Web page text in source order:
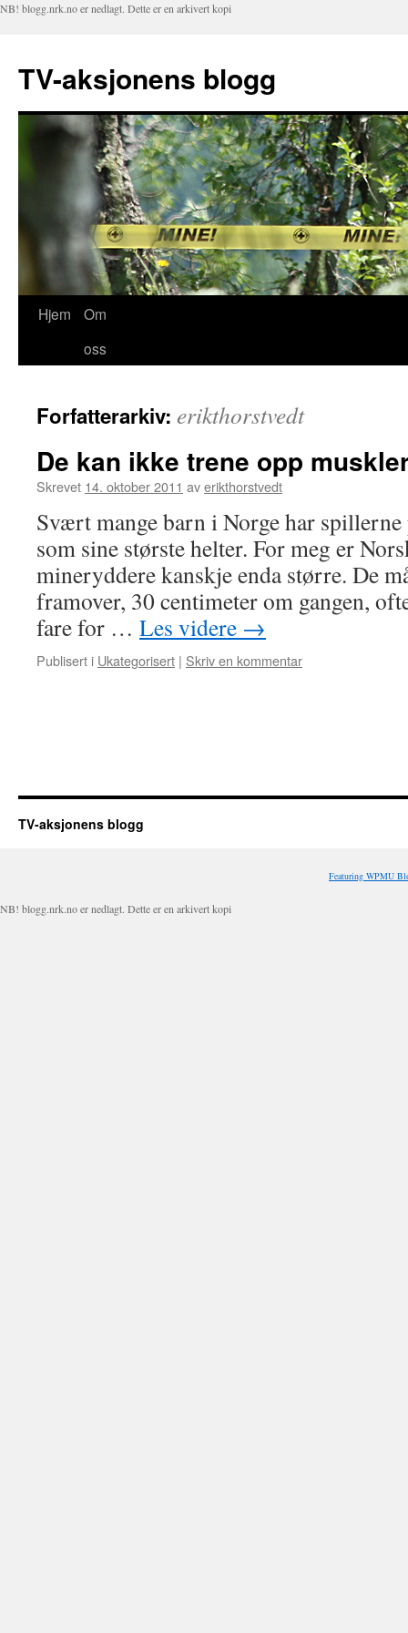
NB! blogg.nrk.no er nedlagt. Dette er en arkivert kopi
TV-aksjonens blogg
Hopp
Hjem
Om
oss
Forfatterarkiv: erikthorstvedt
De kan ikke trene opp
Skrevet 14. oktober 2011 averikthorstvedt
Svært mange barn i Norge har
som sine største helter. For meg er
mineryddere kanskje enda større. De
framover, 30 centimeter om gangen,
fare for … Les videre →
Publisert i Ukategorisert | Skriv en kommentar
TV-aksjonens blogg
Featuring WPMU
NB! blogg.nrk.no er nedlagt. Dette er en arkivert kopi